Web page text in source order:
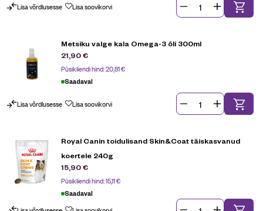
Lisa võrdlusesse Lisa soovikorvi
Metsiku valge kala Omega-3 õli 300ml
21,90€
Püsikliendi hind:20,81€
Saadaval
Lisa võrdlusesse Lisa soovikorvi
Royal Canin toidulisand Skin&Coat täiskasvanud
koertele 240g
15,90€
Püsikliendi hind:15,11€
Saadaval